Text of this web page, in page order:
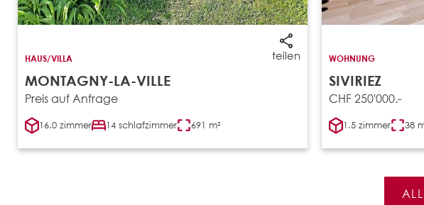
teilen
HAUS/VILLA
MONTAGNY-LA-VILLE
Preis auf Anfrage
16.0 zimmer 14 schlafzimmer 691 m²
WOHNUNG
SIVIRIEZ
CHF 250'000.-
1.5 zimmer 38